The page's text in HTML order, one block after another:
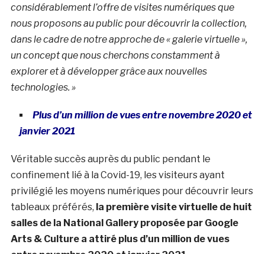
considérablement l’offre de visites numériques que
nous proposons au public pour découvrir la collection,
dans le cadre de notre approche de « galerie virtuelle »,
un concept que nous cherchons constamment à
explorer et à développer grâce aux nouvelles
technologies. »
Plus d’un million de vues entre novembre 2020 et
janvier 2021
Véritable succès auprès du public pendant le
confinement lié à la Covid-19, les visiteurs ayant
privilégié les moyens numériques pour découvrir leurs
tableaux préférés, la première visite virtuelle de huit
salles de la National Gallery proposée par Google
Arts & Culture a attiré plus d’un million de vues